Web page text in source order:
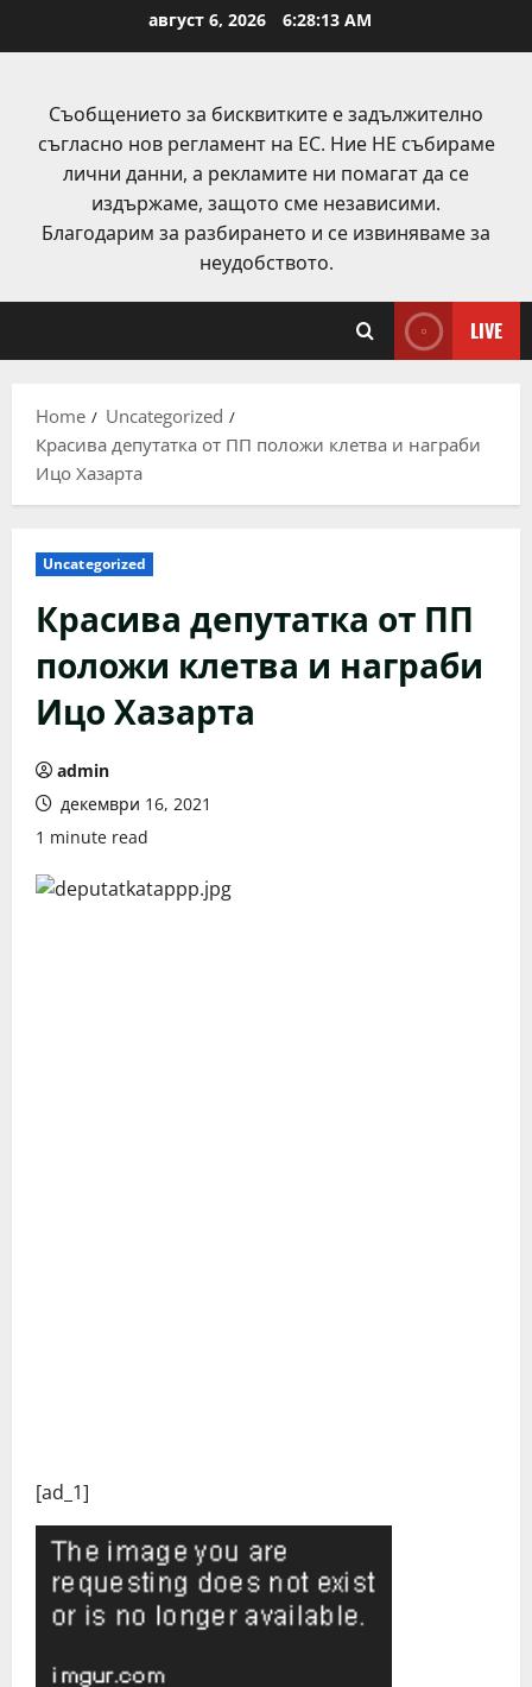
август 6, 2026 6:28:13 AM
Съобщението за бисквитките е задължително
съгласно нов регламент на ЕС. Ние НЕ събираме
лични данни, а рекламите ни помагат да се
издържаме, защото сме независими.
Благодарим за разбирането и се извиняваме за
неудобството.
LIVE
Home
Uncategorized
Красива депутатка от ПП положи клетва и награби
Ицо Хазарта
Uncategorized
Красива депутатка от ПП
положи клетва и награби
Ицо Хазарта
admin
декември 16, 2021
1 minute read
[ad_1]